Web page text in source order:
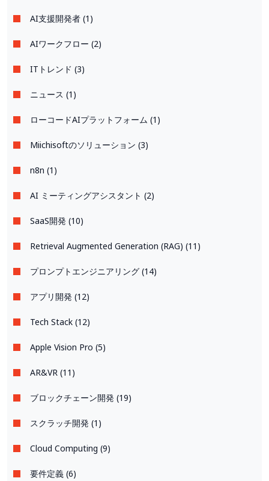
AI支援開発者 (1)
AIワークフロー (2)
ITトレンド (3)
ニュース (1)
ローコードAIプラットフォーム (1)
Miichisoftのソリューション (3)
n8n (1)
AI ミーティングアシスタント (2)
SaaS開発 (10)
Retrieval Augmented Generation (RAG) (11)
プロンプトエンジニアリング (14)
アプリ開発 (12)
Tech Stack (12)
Apple Vision Pro (5)
AR&VR (11)
ブロックチェーン開発 (19)
スクラッチ開発 (1)
Cloud Computing (9)
要件定義 (6)